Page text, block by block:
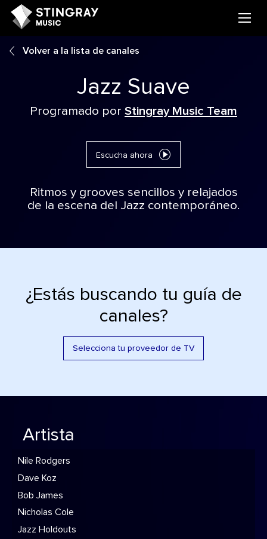
Volver a la lista de canales
Jazz Suave
Programado por Stingray Music Team
Escucha ahora
Ritmos y grooves sencillos y relajados
de la escena del Jazz contemporáneo.
¿Estás buscando tu guía de
canales?
Selecciona tu proveedor de TV
Artista
Nile Rodgers
Dave Koz
Bob James
Nicholas Cole
Jazz Holdouts